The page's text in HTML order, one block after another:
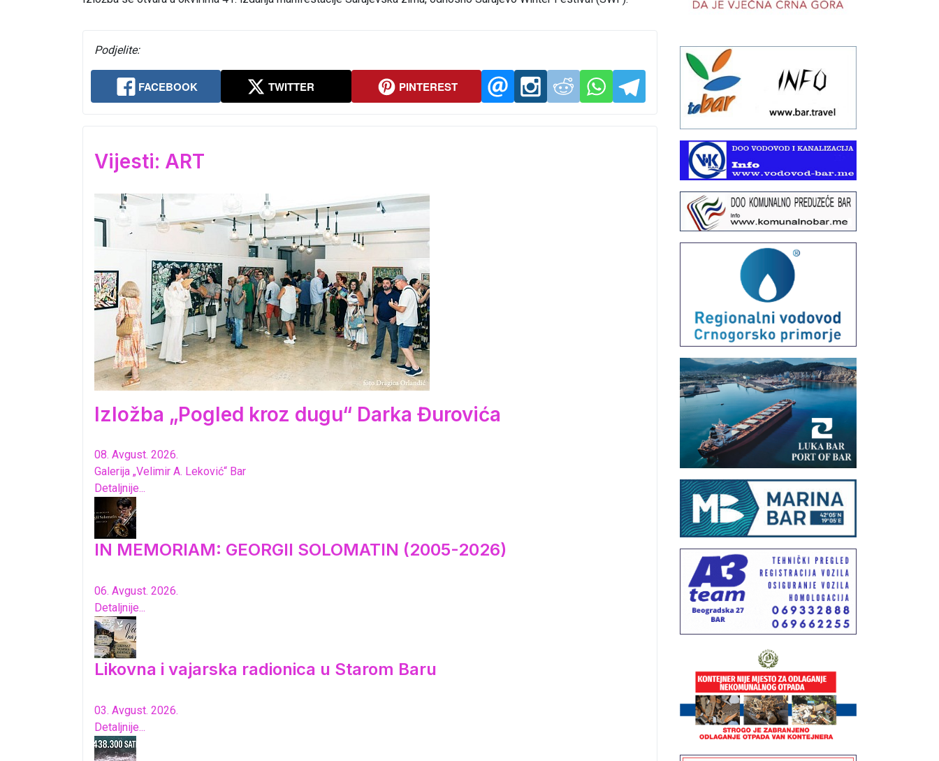
Podjelite:
FACEBOOK TWITTER PINTEREST
Vijesti: ART
Izložba „Pogled kroz dugu“ Darka Đurovića
08. Avgust. 2026.
Galerija „Velimir A. Leković“ Bar
Detaljnije...
IN MEMORIAM: GEORGII SOLOMATIN (2005-2026)
06. Avgust. 2026.
Detaljnije...
Likovna i vajarska radionica u Starom Baru
03. Avgust. 2026.
Detaljnije...